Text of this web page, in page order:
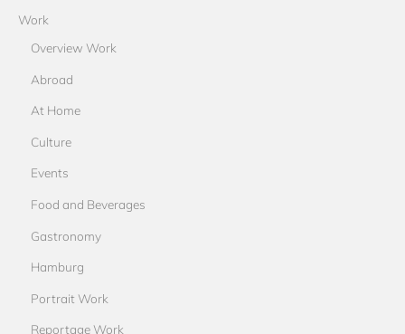
Work
Overview Work
Abroad
At Home
Culture
Events
Food and Beverages
Gastronomy
Hamburg
Portrait Work
Reportage Work